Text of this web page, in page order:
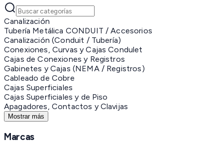
Canalización
Tubería Metálica CONDUIT / Accesorios
Canalización (Conduit / Tubería)
Conexiones, Curvas y Cajas Condulet
Cajas de Conexiones y Registros
Gabinetes y Cajas (NEMA / Registros)
Cableado de Cobre
Cajas Superficiales
Cajas Superficiales y de Piso
Apagadores, Contactos y Clavijas
Mostrar más
Marcas